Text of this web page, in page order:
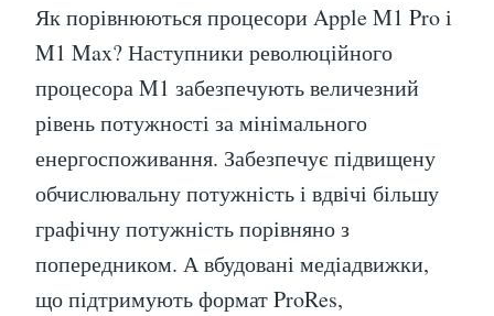
Як порівнюються процесори Apple M1 Pro і
M1 Max? Наступники революційного
процесора M1 забезпечують величезний
рівень потужності за мінімального
енергоспоживання. Забезпечує підвищену
обчислювальну потужність і вдвічі більшу
графічну потужність порівняно з
попередником. А вбудовані медіадвижки,
що підтримують формат ProRes,